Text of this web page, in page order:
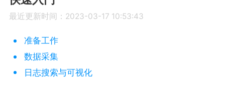
最近更新时间：2023-03-17 10:53:43
准备工作
数据采集
日志搜索与可视化